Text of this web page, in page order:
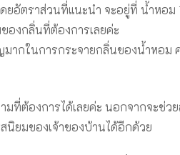
ยอัตราส่วนที่แนะนำ จะอยู่ที่ น้ำหอม
องกลิ่นที่ต้องการเลยค่ะ
ากในการกระจายกลิ่นของน้ำหอม
มที่ต้องการได้เลยค่ะ นอกจากจะช่ว
นิยมของเจ้าของบ้านได้อีกด้วย